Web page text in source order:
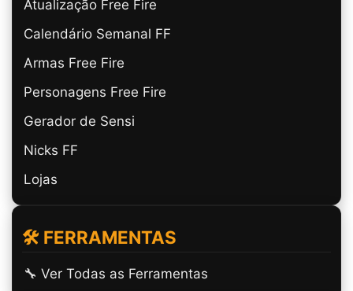
Atualização Free Fire
Calendário Semanal FF
Armas Free Fire
Personagens Free Fire
Gerador de Sensi
Nicks FF
Lojas
🛠️ FERRAMENTAS
🔧 Ver Todas as Ferramentas